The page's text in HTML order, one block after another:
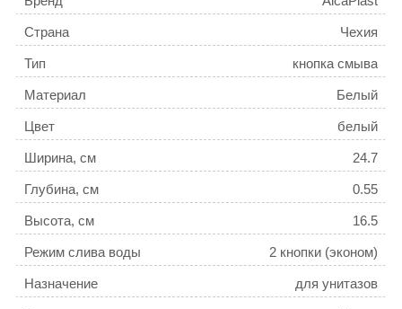
Страна Чехия
Тип кнопка смыва
Материал Белый
Цвет белый
Ширина, см 24.7
Глубина, см 0.55
Высота, см 16.5
Режим слива воды 2 кнопки (эконом)
Назначение для унитазов